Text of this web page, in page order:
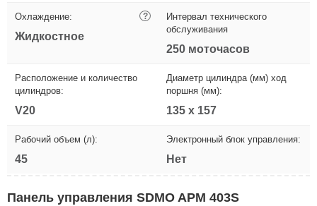
Охлаждение: ?
Жидкостное
Интервал технического
обслуживания
250 моточасов
Расположение и количество
цилиндров:
V20
Диаметр цилиндра (мм) ход
поршня (мм):
135 х 157
Рабочий объем (л):
45
Электронный блок управления:
Нет
Панель управления SDMO APM 403S